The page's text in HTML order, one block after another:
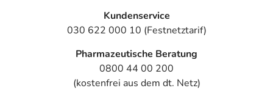
Kundenservice
030 622 000 10 (Festnetztarif)
Pharmazeutische Beratung
0800 44 00 200
(kostenfrei aus dem dt. Netz)